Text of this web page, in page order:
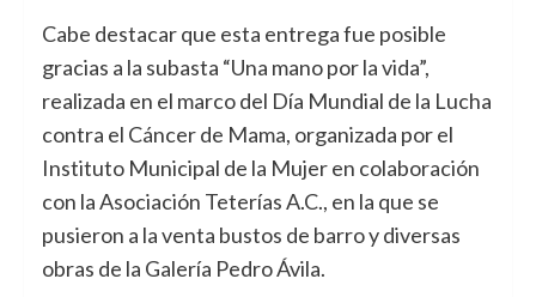
Cabe destacar que esta entrega fue posible
gracias a la subasta “Una mano por la vida”,
realizada en el marco del Día Mundial de la Lucha
contra el Cáncer de Mama, organizada por el
Instituto Municipal de la Mujer en colaboración
con la Asociación Teterías A.C., en la que se
pusieron a la venta bustos de barro y diversas
obras de la Galería Pedro Ávila.